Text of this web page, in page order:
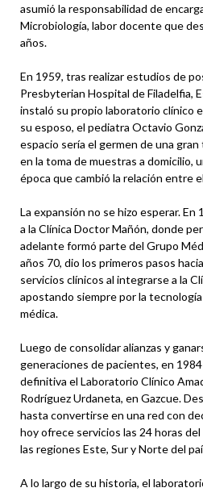
asumió la responsabilidad de
Microbiología, labor docente que
años.
En 1959, tras realizar estudios de
Presbyterian Hospital de Filadelfia,
instaló su propio laboratorio clínico
su esposo, el pediatra Octavio
espacio sería el germen de una
en la toma de muestras a domicilio,
época que cambió la relación entre
La expansión no se hizo esperar.
a la Clínica Doctor Mañón, donde
adelante formó parte del Grupo
años 70, dio los primeros pasos
servicios clínicos al integrarse a la
apostando siempre por la
médica.
Luego de consolidar alianzas y
generaciones de pacientes, en
definitiva el Laboratorio Clínico
Rodríguez Urdaneta, en Gazcue.
hasta convertirse en una red con
hoy ofrece servicios las 24 horas
las regiones Este, Sur y Norte del
A lo largo de su historia, el